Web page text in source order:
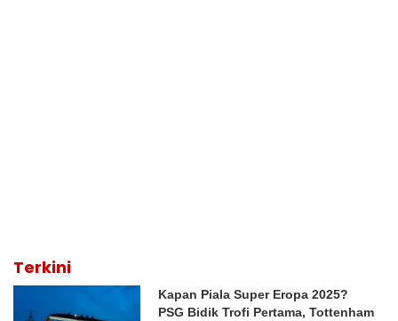
Terkini
Kapan Piala Super Eropa 2025?
PSG Bidik Trofi Pertama, Tottenham